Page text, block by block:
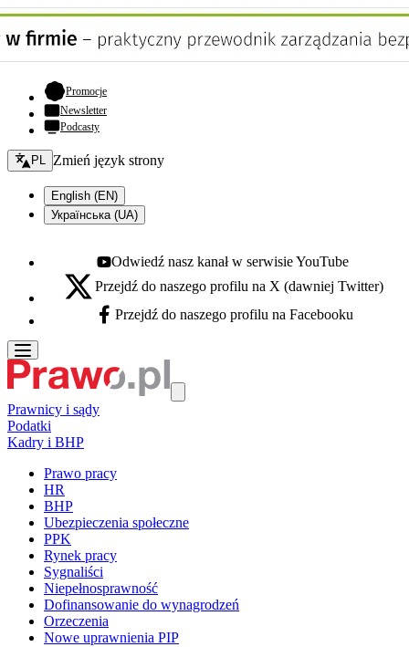
Promocje- otwiera się w nowej karcie
Newsletter
Podcasty
Zmień język - bieżący:
PL Zmień język strony
English (EN)
Українська (UA)
Youtube - otwiera się w nowej karcie
Odwiedź nasz kanał w serwisie YouTube
X - otwiera się w nowej karcie
Przejdź do naszego profilu na X (dawniej Twitter)
Facebook - otwiera się w nowej karcie
Przejdź do naszego profilu na Facebooku
Prawnicy i sądy
Podatki
Kadry i BHP
Prawo pracy
HR
BHP
Ubezpieczenia społeczne
PPK
Rynek pracy
Sygnaliści
Niepełnosprawność
Dofinansowanie do wynagrodzeń
Orzeczenia
Nowe uprawnienia PIP